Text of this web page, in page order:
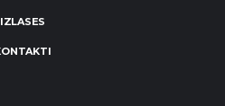
IZLASES